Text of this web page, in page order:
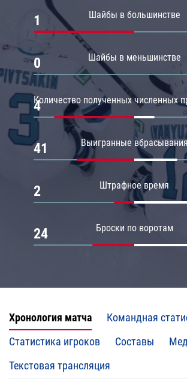
Шайбы в большинстве
1
Шайбы в меньшинстве
0
Количество полученных численных
4
Выигранные
41
Штрафное время
2
Броски по воротам
24
Хронология матча
Командная
Статистика игроков
Составы
Текстовая трансляция